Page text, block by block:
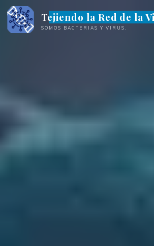
Saltar
contenido
Tejiendo la Red de la
SOMOS BACTERIAS Y VIRUS.